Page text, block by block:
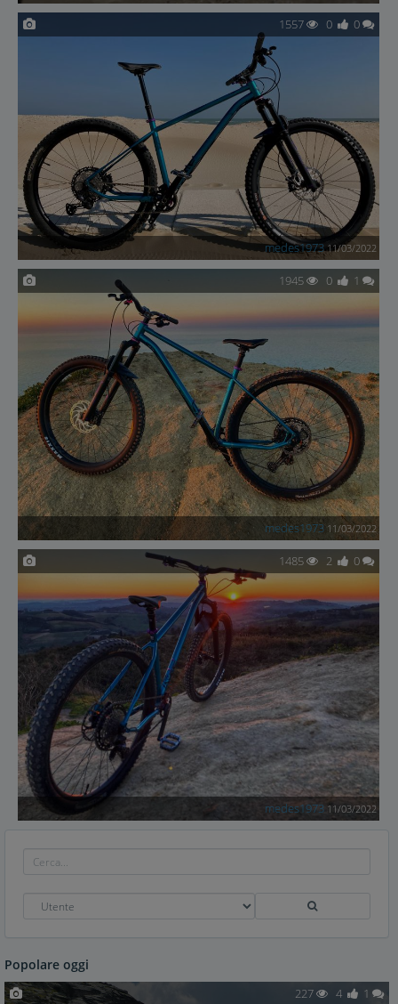
1557 0 0
medes1973 11/03/2022
1945 0 1
medes1973 11/03/2022
1485 2 0
medes1973 11/03/2022
Popolare oggi
227 4 1